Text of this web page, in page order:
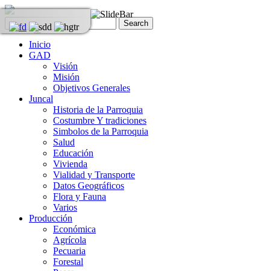
Inicio
GAD
Visión
Misión
Objetivos Generales
Juncal
Historia de la Parroquia
Costumbre Y tradiciones
Simbolos de la Parroquia
Salud
Educación
Vivienda
Vialidad y Transporte
Datos Geográficos
Flora y Fauna
Varios
Producción
Económica
Agrícola
Pecuaria
Forestal